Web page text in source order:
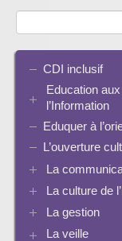
CDI inclusif
Education
l’Information
EMI et
La culture de
Identité /
Informatique,
Enseigner
Eduquer à
L’ouverture
La
Plaquettes de
Présence
La culture de
Ressources
La recherche
La gestion
Les logiciels
La veille